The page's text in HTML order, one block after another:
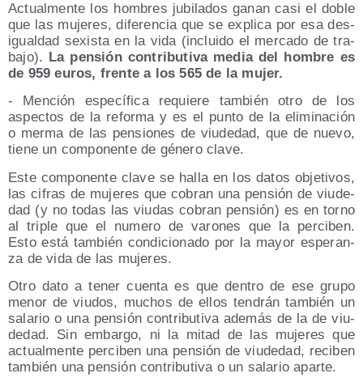
Actual­men­te los hom­bres jubi­la­dos ganan casi el doble
que las muje­res, dife­ren­cia que se expli­ca por esa des­
igual­dad sexis­ta en la vida (inclui­do el mer­ca­do de tra­
ba­jo). La pen­sión con­tri­bu­ti­va media del hom­bre es
de 959 euros, fren­te a los 565 de la mujer.
- Men­ción espe­cí­fi­ca requie­re tam­bién otro de los
aspec­tos de la refor­ma y es el pun­to de la eli­mi­na­ción
o mer­ma de las pen­sio­nes de viu­de­dad, que de nue­vo,
tie­ne un com­po­nen­te de géne­ro clave.
Este com­po­nen­te cla­ve se halla en los datos obje­ti­vos,
las cifras de muje­res que cobran una pen­sión de viu­de­
dad (y no todas las viu­das cobran pen­sión) es en torno
al tri­ple que el nume­ro de varo­nes que la per­ci­ben.
Esto está tam­bién con­di­cio­na­do por la mayor espe­ran­
za de vida de las mujeres.
Otro dato a tener cuen­ta es que den­tro de ese gru­po
menor de viu­dos, muchos de ellos ten­drán tam­bién un
sala­rio o una pen­sión con­tri­bu­ti­va ade­más de la de viu­
de­dad. Sin embar­go, ni la mitad de las muje­res que
actual­men­te per­ci­ben una pen­sión de viu­de­dad, reci­ben
tam­bién una pen­sión con­tri­bu­ti­va o un sala­rio aparte.